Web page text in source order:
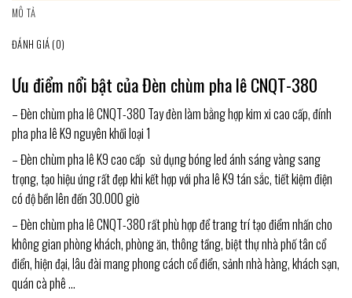
MÔ TẢ
ĐÁNH GIÁ (0)
Ưu điểm nổi bật của Đèn chùm pha lê CNQT-380
– Đèn chùm pha lê CNQT-380 Tay đèn làm bằng hợp kim xi cao cấp, đính
pha pha lê K9 nguyên khối loại 1
– Đèn chùm pha lê K9 cao cấp sử dụng bóng led ánh sáng vàng sang
trọng, tạo hiệu ứng rất đẹp khi kết hợp với pha lê K9 tán sắc, tiết kiệm điện
có độ bền lên đến 30.000 giờ
– Đèn chùm pha lê CNQT-380 rất phù hợp để trang trí tạo điểm nhấn cho
không gian phòng khách, phòng ăn, thông tầng, biệt thự nhà phố tân cổ
điển, hiện đại, lâu đài mang phong cách cổ điển, sảnh nhà hàng, khách sạn,
quán cà phê …